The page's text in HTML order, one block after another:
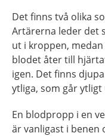
Det finns två olika
Artärerna leder det
ut i kroppen,
blodet åter till
igen. Det finns
ytliga, som går
En blodpropp i en
är vanligast i benen